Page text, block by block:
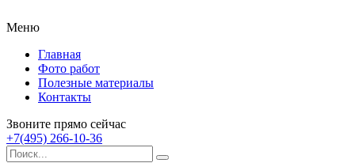
Меню
Главная
Фото работ
Полезные материалы
Контакты
Звоните прямо сейчас
+7(495) 266-10-36